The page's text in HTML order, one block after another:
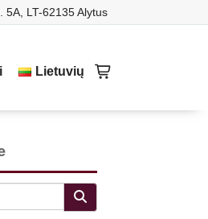
5A, LT-62135 Alytus
Lietuvių